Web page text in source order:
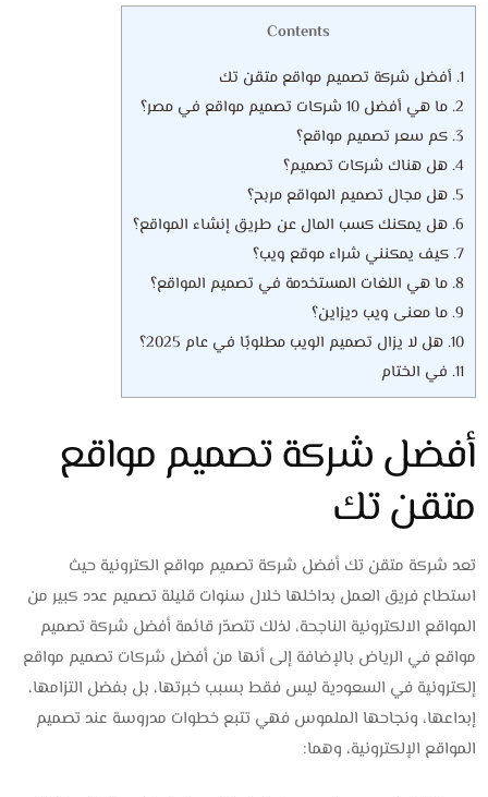
Contents
1. أفضل شركة تصميم مواقع متقن تك
2. ما هي أفضل 10 شركات تصميم مواقع في مصر؟
3. كم سعر تصميم مواقع؟
4. هل هناك شركات تصميم؟
5. هل مجال تصميم المواقع مربح؟
6. هل يمكنك كسب المال عن طريق إنشاء المواقع؟
7. كيف يمكنني شراء موقع ويب؟
8. ما هي اللغات المستخدمة في تصميم المواقع؟
9. ما معنى ويب ديزاين؟
10. هل لا يزال تصميم الويب مطلوبًا في عام 2025؟
11. في الختام
أفضل شركة تصميم مواقع
متقن تك
تعد شركة متقن تك أفضل شركة تصميم مواقع الكترونية حيث
استطاع فريق العمل بداخلها خلال سنوات قليلة تصميم عدد كبير من
المواقع الالكترونية الناجحة، لذلك تتصدّر قائمة أفضل شركة تصميم
مواقع في الرياض بالإضافة إلى أنها من أفضل شركات تصميم مواقع
إلكترونية في السعودية ليس فقط بسبب خبرتها، بل بفضل التزامها،
إبداعها، ونجاحها الملموس فهي تتبع خطوات مدروسة عند تصميم
المواقع الإلكترونية، وهما: